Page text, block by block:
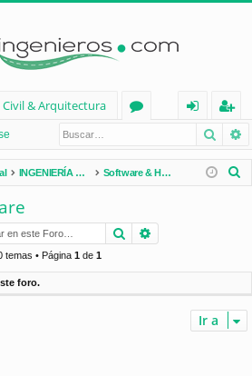
& Arquitectura
os
nt
ifi
e
eg
ist
ra
INGENIERÍA CIVIL (España) Software & Hardware
r
Buscar
temas • Página 1de 1
foro.
Ir a